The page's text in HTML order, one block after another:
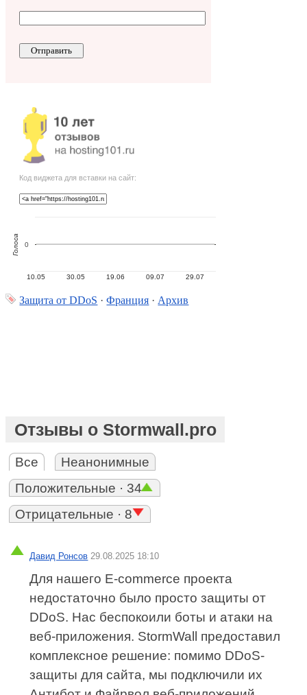
Код виджета для вставки на сайт:
10.05 30.05 19.06 09.07 29.07
0
Голоса
Защита от DDoS ·Франция · Архив
Отзывы о Stormwall.pro
Все
Неанонимные
Положительные · 34
Отрицательные · 8
Давид Ронсов 29.08.2025 18:10
Для нашего E-commerce проекта
недостаточно было просто защиты от
DDoS. Нас беспокоили боты и атаки на
веб-приложения. StormWall предоставил
комплексное решение: помимо DDoS-
защиты для сайта, мы подключили их